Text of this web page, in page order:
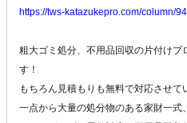
https://tws-katazukepro.com/column/
粗大ゴミ処分、不用品回収の片付け
す！
もちろん見積もりも無料で対応させて
一点から大量の処分物のある家財一式